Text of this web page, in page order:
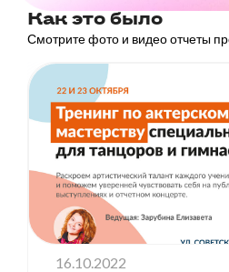
Как это было
Смотрите фото и видео отчеты
16.10.2022